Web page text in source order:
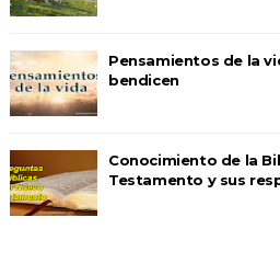
Pensamientos de la
bendicen
Conocimiento de la
Testamento y sus